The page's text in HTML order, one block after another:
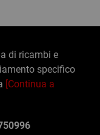
di ricambi e
specifico
[Continua a